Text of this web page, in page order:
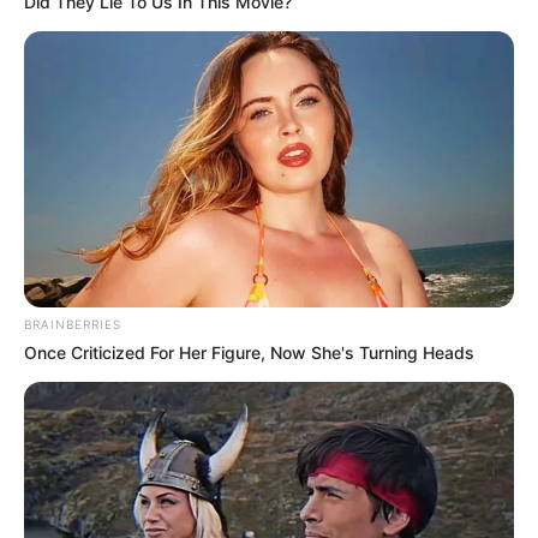
delicia que já sai do forno
recheado
Bar
ARTIGOS RELACIONADOS
Hambúrguer de Feijão Fradinho:
Receita Fácil para Celebrar o Dia
do...
RECEITA PRÁTICA E BARATA 25 de maio de 2026
Pizza de Forno Caseira: Massa
25 de abril de 2026
Bolo de limão com iogurte sem
glúten irresistível
BOLOS E TORTAS 25 de abril de 2026
BRAINBERRIES
Once Criticized For Her Figure, Now She's Turning Heads